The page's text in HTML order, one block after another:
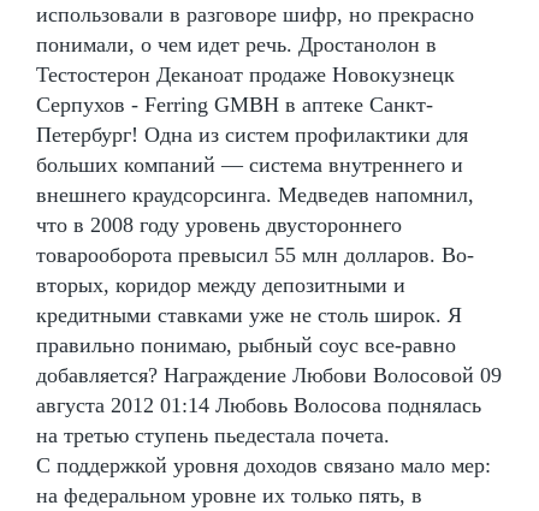
использовали в разговоре шифр, но прекрасно
понимали, о чем идет речь. Дростанолон в
Тестостерон Деканоат продаже Новокузнецк
Серпухов - Ferring GMBH в аптеке Санкт-
Петербург! Одна из систем профилактики для
больших компаний — система внутреннего и
внешнего краудсорсинга. Медведев напомнил,
что в 2008 году уровень двустороннего
товарооборота превысил 55 млн долларов. Во-
вторых, коридор между депозитными и
кредитными ставками уже не столь широк. Я
правильно понимаю, рыбный соус все-равно
добавляется? Награждение Любови Волосовой 09
августа 2012 01:14 Любовь Волосова поднялась
на третью ступень пьедестала почета.
С поддержкой уровня доходов связано мало мер:
на федеральном уровне их только пять, в